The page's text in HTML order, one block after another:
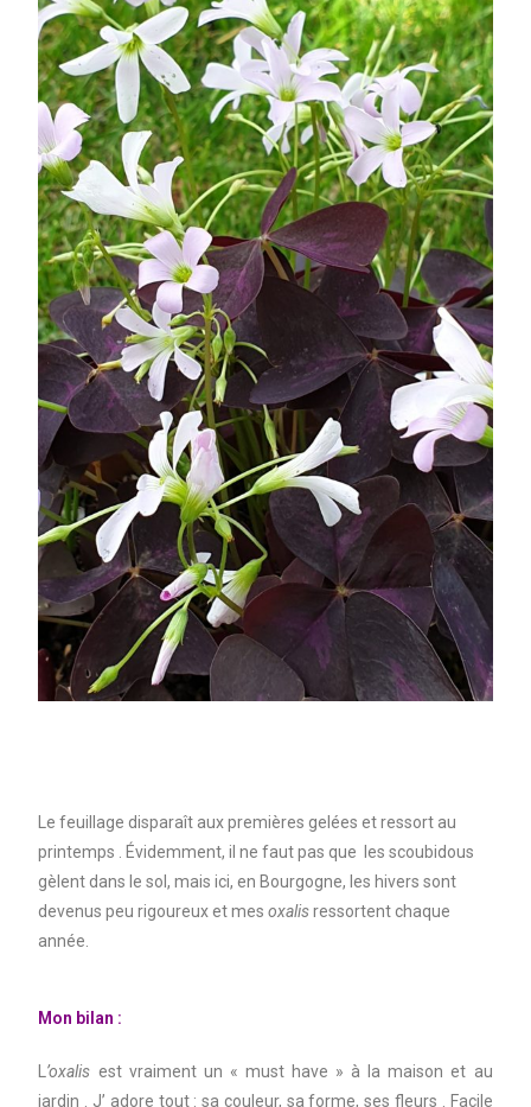
Le feuillage disparaît aux premières gelées et ressort au
printemps . Évidemment, il ne faut pas que les scoubidous
gèlent dans le sol, mais ici, en Bourgogne, les hivers sont
devenus peu rigoureux et mesoxalisressortent chaque
année.
Mon bilan :
L ’oxalis est vraiment un « must have » à la maison et au
jardin . J’ adore tout : sa couleur, sa forme, ses fleurs . Facile